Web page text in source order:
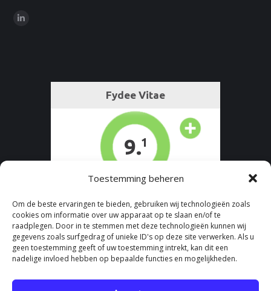
Toestemming beheren
Om de beste ervaringen te bieden, gebruiken wij technologieën zoals
cookies om informatie over uw apparaat op te slaan en/of te
raadplegen. Door in te stemmen met deze technologieën kunnen wij
gegevens zoals surfgedrag of unieke ID's op deze site verwerken. Als u
geen toestemming geeft of uw toestemming intrekt, kan dit een
nadelige invloed hebben op bepaalde functies en mogelijkheden.
Find us on: